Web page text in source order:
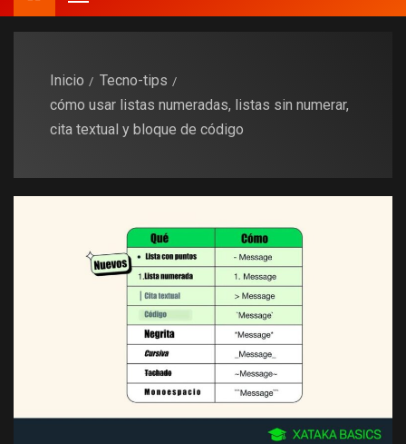
Inicio
Tecno-tips
cómo usar listas numeradas, listas sin numerar,
cita textual y bloque de código